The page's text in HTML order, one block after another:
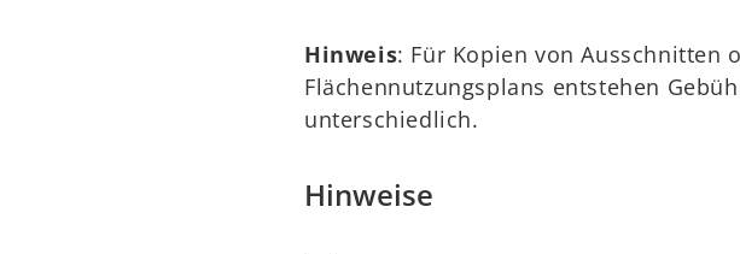
Hinweis: Für Kopien von Ausschnitten
Flächennutzungsplans entstehen
unterschiedlich.
Hinweise